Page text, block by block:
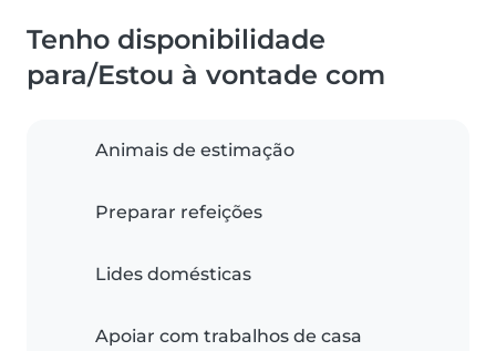
Tenho disponibilidade
para/Estou à vontade com
Animais de estimação
Preparar refeições
Lides domésticas
Apoiar com trabalhos de casa